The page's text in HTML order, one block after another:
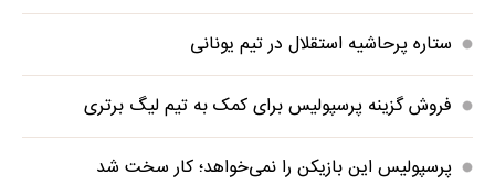
ستاره پرحاشیه استقلال در تیم یونانی
فروش گزینه پرسپولیس برای کمک به تیم لیگ برتری
پرسپولیس این بازیکن را نمی‌خواهد؛ کار سخت شد